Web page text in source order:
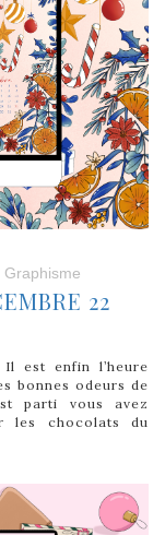
Graphisme
22
Il est enfin l’heure
bonnes odeurs de
parti vous avez
les chocolats du